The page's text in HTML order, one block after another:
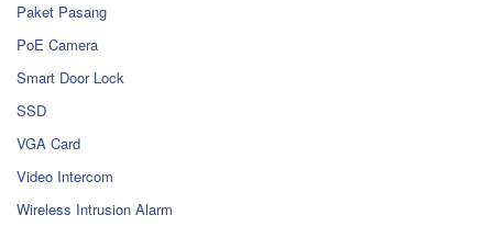
Paket Pasang
PoE Camera
Smart Door Lock
SSD
VGA Card
Video Intercom
Wireless Intrusion Alarm